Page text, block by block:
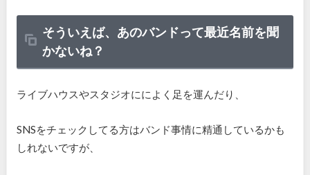
そういえば、あのバンドって最近名前を聞
かないね？
ライブハウスやスタジオにによく足を運んだり、
SNSをチェックしてる方はバンド事情に精通しているかも
しれないですが、